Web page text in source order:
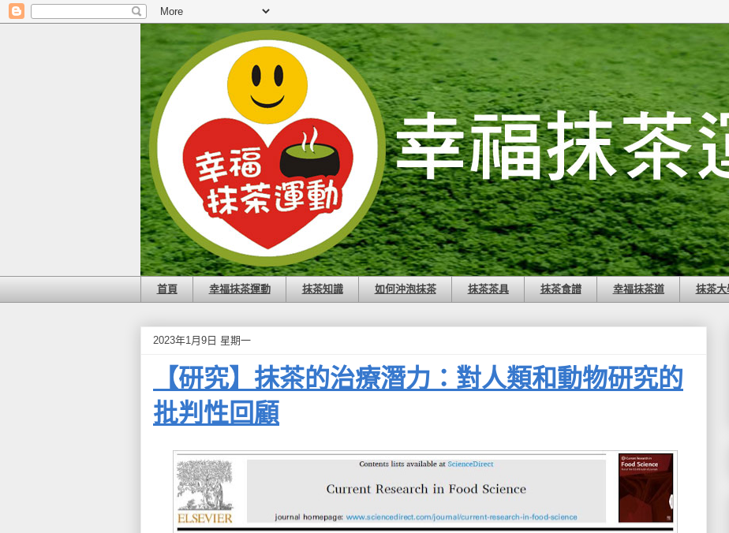
首頁 幸福抹茶運動 抹茶知識 如何沖泡抹茶 抹茶茶具 抹茶食譜 幸福抹茶道 抹茶大
2023年1月9日 星期一
【研究】抹茶的治療潛力：對人類和動物研究的
批判性回顧